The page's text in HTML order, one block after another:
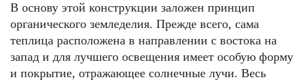
В основу этой конструкции заложен принцип
органического земледелия. Прежде всего, сама
теплица расположена в направлении с востока на
запад и для лучшего освещения имеет особую форму
и покрытие, отражающее солнечные лучи. Весь